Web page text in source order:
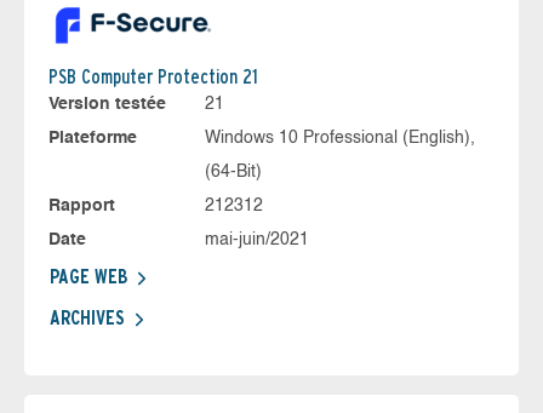
PSB Computer Protection 21
Version testée
21
Plateforme
Windows 10 Professional (English),
(64-Bit)
Rapport
212312
Date
mai-juin/2021
PAGE WEB
ARCHIVES